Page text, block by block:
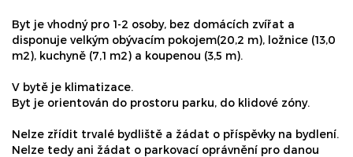
Byt je vhodný pro 1-2 osoby, bez domácích zvířat a
disponuje velkým obývacím pokojem(20,2 m), ložnice (13,0
m2), kuchyně (7,1 m2) a koupenou (3,5 m).
V bytě je klimatizace.
Byt je orientován do prostoru parku, do klidové zóny.
Nelze zřídit trvalé bydliště a žádat o příspěvky na bydlení.
Nelze tedy ani žádat o parkovací oprávnění pro danou